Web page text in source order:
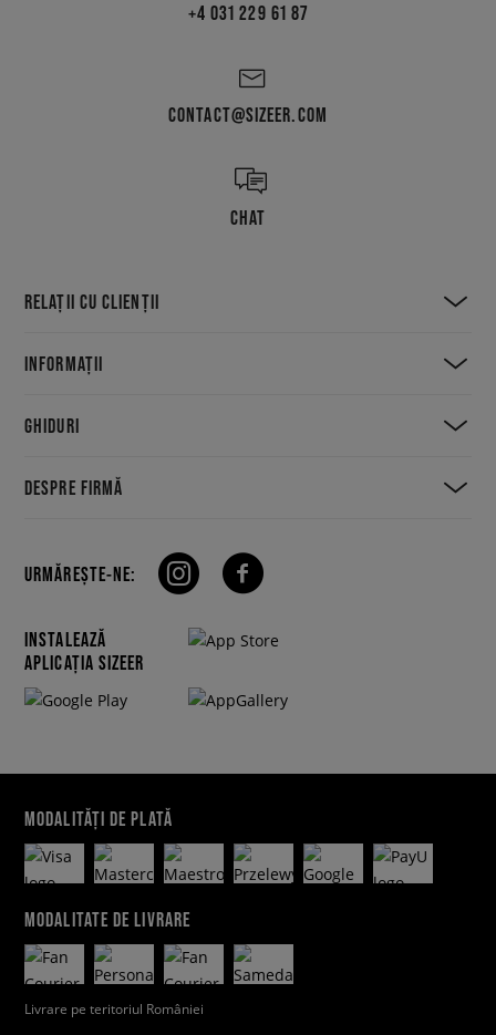
+4 031 229 61 87
CONTACT@SIZEER.COM
CHAT
RELAȚII CU CLIENȚII
INFORMAȚII
GHIDURI
DESPRE FIRMĂ
URMĂREȘTE-NE:
INSTALEAZĂ
APLICAȚIA SIZEER
MODALITĂȚI DE PLATĂ
MODALITATE DE LIVRARE
Livrare pe teritoriul României